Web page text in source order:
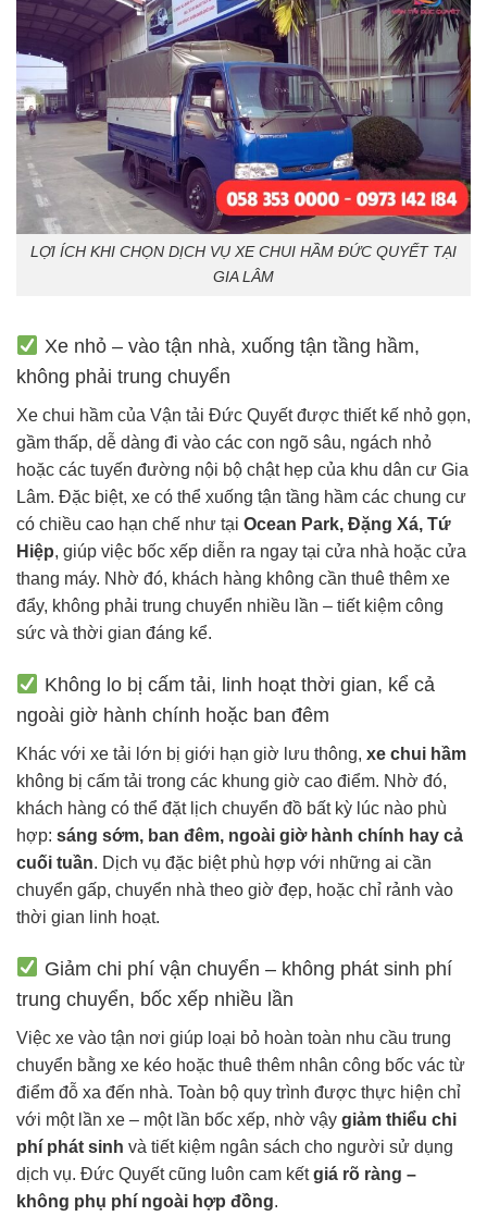
LỢI ÍCH KHI CHỌN DỊCH VỤ XE CHUI HẦM ĐỨC QUYẾT TẠI
GIA LÂM
Xe nhỏ – vào tận nhà, xuống tận tầng hầm,
không phải trung chuyển
Xe chui hầm của Vận tải Đức Quyết được thiết kế nhỏ gọn,
gầm thấp, dễ dàng đi vào các con ngõ sâu, ngách nhỏ
hoặc các tuyến đường nội bộ chật hẹp của khu dân cư Gia
Lâm. Đặc biệt, xe có thể xuống tận tầng hầm các chung cư
có chiều cao hạn chế như tại Ocean Park, Đặng Xá, Tứ
Hiệp, giúp việc bốc xếp diễn ra ngay tại cửa nhà hoặc cửa
thang máy. Nhờ đó, khách hàng không cần thuê thêm xe
đẩy, không phải trung chuyển nhiều lần – tiết kiệm công
sức và thời gian đáng kể.
Không lo bị cấm tải, linh hoạt thời gian, kể cả
ngoài giờ hành chính hoặc ban đêm
Khác với xe tải lớn bị giới hạn giờ lưu thông, xe chui hầm
không bị cấm tải trong các khung giờ cao điểm. Nhờ đó,
khách hàng có thể đặt lịch chuyển đồ bất kỳ lúc nào phù
hợp: sáng sớm, ban đêm, ngoài giờ hành chính hay cả
cuối tuần. Dịch vụ đặc biệt phù hợp với những ai cần
chuyển gấp, chuyển nhà theo giờ đẹp, hoặc chỉ rảnh vào
thời gian linh hoạt.
Giảm chi phí vận chuyển – không phát sinh phí
trung chuyển, bốc xếp nhiều lần
Việc xe vào tận nơi giúp loại bỏ hoàn toàn nhu cầu trung
chuyển bằng xe kéo hoặc thuê thêm nhân công bốc vác từ
điểm đỗ xa đến nhà. Toàn bộ quy trình được thực hiện chỉ
với một lần xe – một lần bốc xếp, nhờ vậy giảm thiểu chi
phí phát sinh và tiết kiệm ngân sách cho người sử dụng
dịch vụ. Đức Quyết cũng luôn cam kếtgiá rõ ràng –
không phụ phí ngoài hợp đồng.